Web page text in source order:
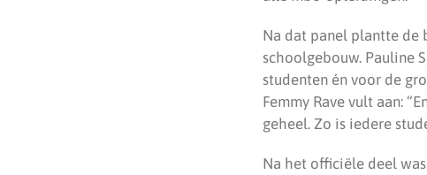
Na dat panel plantte de
schoolgebouw. Pauline
studenten én voor de
Femmy Rave vult aan:
geheel. Zo is iedere
Na het officiële deel